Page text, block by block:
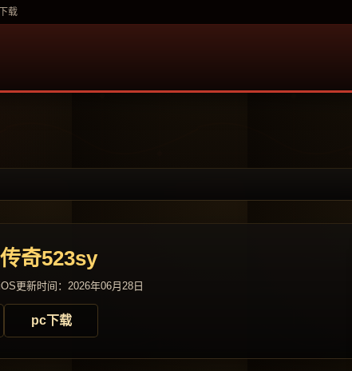
载
奇523sy
更新时间：2026年06月28日
pc下载